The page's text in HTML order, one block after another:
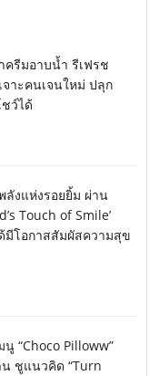
รีมอาบน้ำ รีเฟรช
าะคนเจนใหม่ ปลุก
ว์ได้
งแห่งรอยยิ้ม ผ่าน
Touch of Smile’
โอกาสสัมผัสความสุข
นู “Choco Pilloww”
ชูแนวคิด “Turn